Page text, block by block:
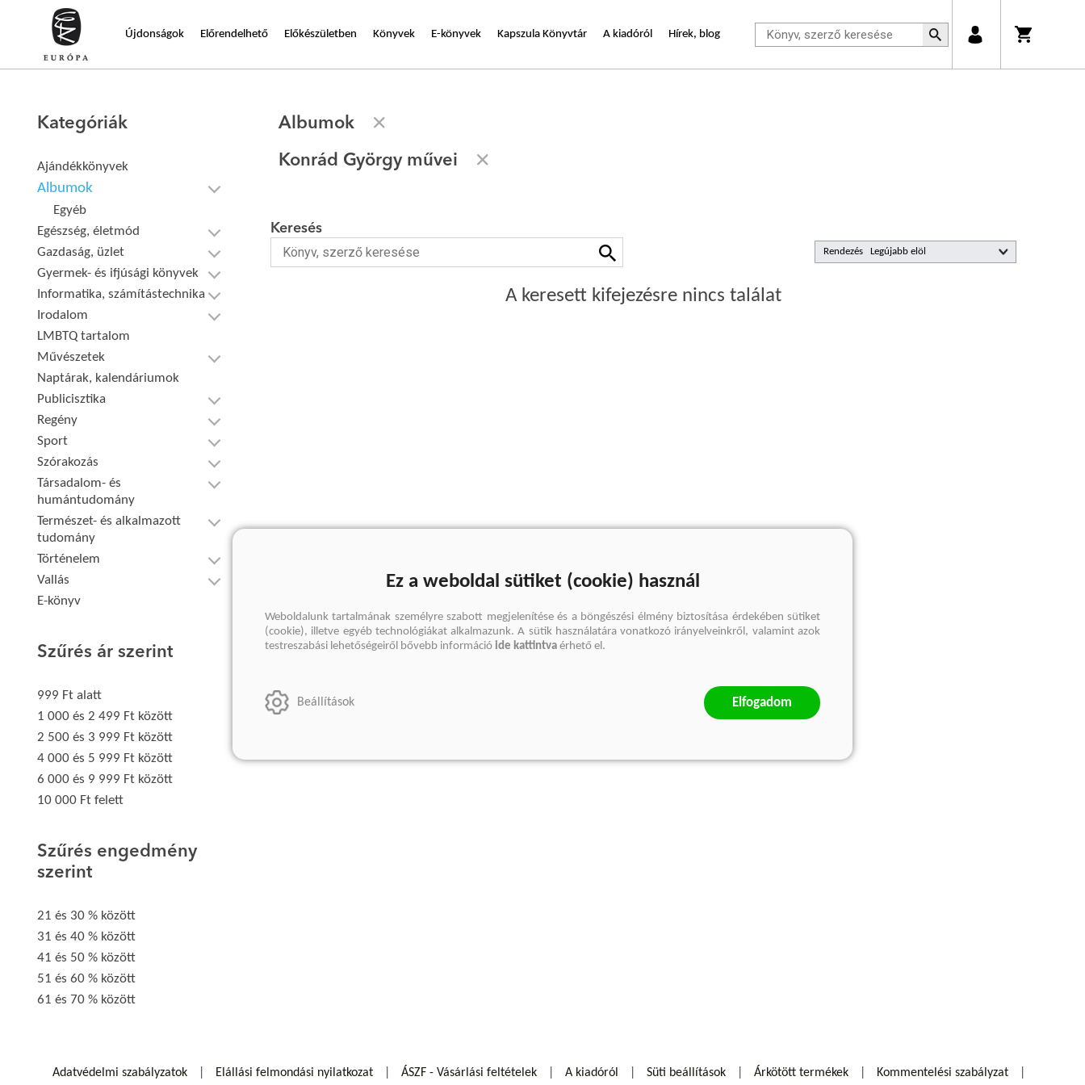
Újdonságok Előrendelhető Előkészületben Könyvek E-könyvek Kapszula Könyvtár A kiadóról Hírek, blog
Kategóriák
Ajándékkönyvek
Albumok
Egyéb
Egészség, életmód
Gazdaság, üzlet
Gyermek- és ifjúsági könyvek
Informatika, számítástechnika
Irodalom
LMBTQ tartalom
Művészetek
Naptárak, kalendáriumok
Publicisztika
Regény
Sport
Szórakozás
Társadalom- és
humántudomány
Természet- és alkalmazott
tudomány
Történelem
Vallás
E-könyv
Szűrés ár szerint
999 Ft alatt
1 000 és 2 499 Ft között
2 500 és 3 999 Ft között
4 000 és 5 999 Ft között
6 000 és 9 999 Ft között
10 000 Ft felett
Szűrés engedmény
szerint
21 és 30 % között
31 és 40 % között
41 és 50 % között
51 és 60 % között
61 és 70 % között
Albumok
Konrád György művei
Rendezés
Keresés
A keresett kifejezésre nincs találat
Adatvédelmi szabályzatok Elállási felmondási nyilatkozat ÁSZF - Vásárlási feltételek A kiadóról Süti beállítások Árkötött termékek Kommentelési szabályzat
Ez a weboldal sütiket (cookie) használ
Weboldalunk tartalmának személyre szabott megjelenítése és a böngészési élmény biztosítása érdekében sütiket
(cookie), illetve egyéb technológiákat alkalmazunk. A sütik használatára vonatkozó irányelveinkről, valamint azok
testreszabási lehetőségeiről bővebb információ ide kattintva érhető el.
Beállítások Elfogadom